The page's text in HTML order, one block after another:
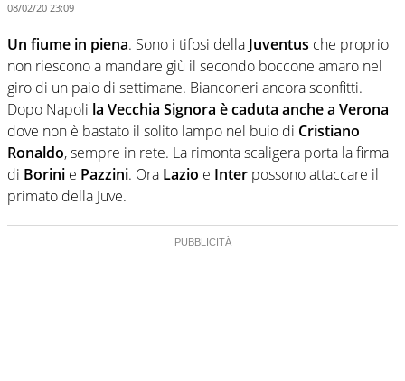
08/02/20 23:09
Un fiume in piena. Sono i tifosi della Juventus che proprio
non riescono a mandare giù il secondo boccone amaro nel
giro di un paio di settimane. Bianconeri ancora sconfitti.
Dopo Napoli la Vecchia Signora è caduta anche a Verona
dove non è bastato il solito lampo nel buio di Cristiano
Ronaldo, sempre in rete. La rimonta scaligera porta la firma
di Borini e Pazzini. Ora Lazio e Inter possono attaccare il
primato della Juve.